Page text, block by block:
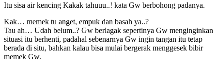
Itu sisa air kencing Kakak tahuuu..! kata Gw berbohong padanya.
Kak… memek tu anget, empuk dan basah ya..?
Tau ah… Udah belum..? Gw berlagak sepertinya Gw menginginkan
situasi itu berhenti, padahal sebenarnya Gw ingin tangan itu tetap
berada di situ, bahkan kalau bisa mulai bergerak menggesek bibir
memek Gw.